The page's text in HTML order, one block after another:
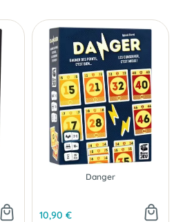
Danger
10,90 €